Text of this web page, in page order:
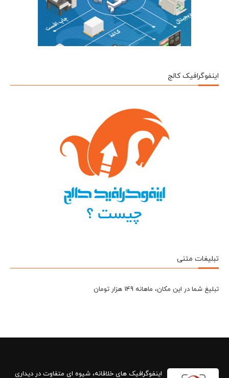
اینفوگرافیک کالج
تبلیغات متنی
تبلیغ شما در این مکان، ماهانه 149 هزار تومان